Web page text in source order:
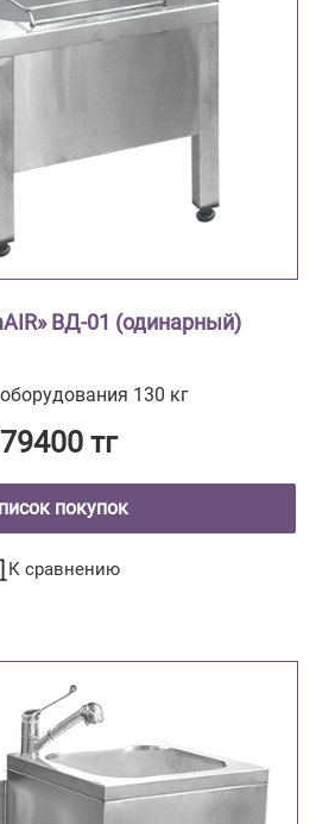
Видуары «FamAIR» ВД-01 (одинарный)
130 кг
тг
покупок
К сравнению